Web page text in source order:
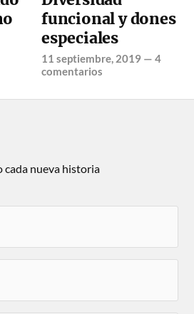
funcional y dones
especiales
11 septiembre, 2019 —4
comentarios
cada nueva historia